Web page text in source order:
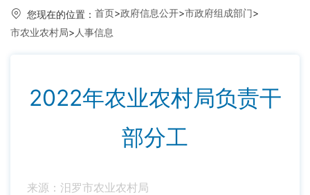
您现在的位置： 首页>政府信息公开>市政府组成部门>
市农业农村局> 人事信息
2022年农业农村局负责干
部分工
来源：汨罗市农业农村局